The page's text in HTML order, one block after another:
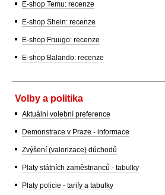
E-shop Temu: recenze
E-shop Shein: recenze
E-shop Fruugo: recenze
E-shop Balando: recenze
Volby a politika
Aktuální volební preference
Demonstrace v Praze - informace
Zvýšení (valorizace) důchodů
Platy státních zaměstnanců - tabulky
Platy policie - tarify a tabulky